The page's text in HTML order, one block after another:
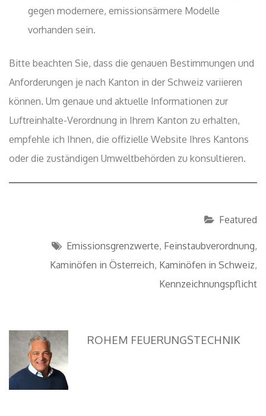
gegen modernere, emissionsärmere Modelle
vorhanden sein.
Bitte beachten Sie, dass die genauen Bestimmungen und
Anforderungen je nach Kanton in der Schweiz variieren
können. Um genaue und aktuelle Informationen zur
Luftreinhalte-Verordnung in Ihrem Kanton zu erhalten,
empfehle ich Ihnen, die offizielle Website Ihres Kantons
oder die zuständigen Umweltbehörden zu konsultieren.
Featured
Emissionsgrenzwerte, Feinstaubverordnung,
Kaminöfen in Österreich, Kaminöfen in Schweiz,
Kennzeichnungspflicht
ROHEM FEUERUNGSTECHNIK